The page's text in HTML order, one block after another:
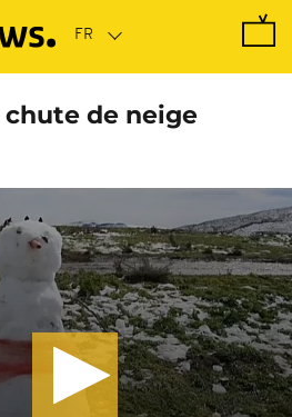
de neige